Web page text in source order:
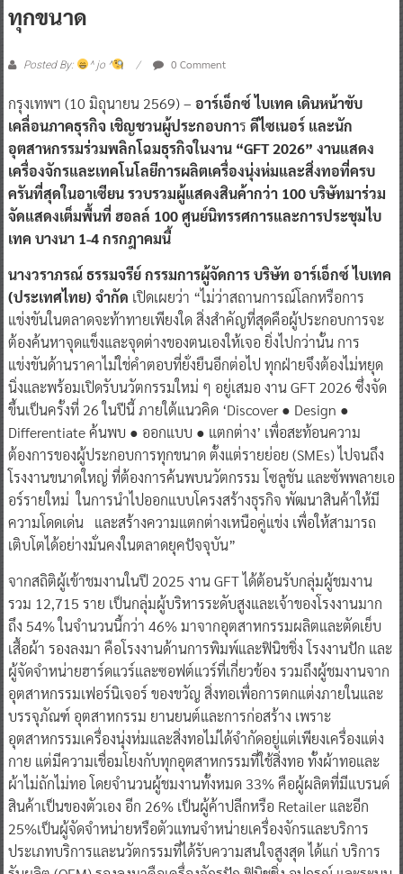
ทุกขนาด
Posted By: ^ jo ^ 0 Comment
กรุงเทพฯ (10 มิถุนายน 2569) – อาร์เอ็กซ์ ไบเทค เดินหน้าขับ
เคลื่อนภาคธุรกิจ เชิญชวนผู้ประกอบการ ดีไซเนอร์ และนัก
อุตสาหกรรมร่วมพลิกโฉมธุรกิจในงาน “GFT 2026” งานแสดง
เครื่องจักรและเทคโนโลยีการผลิตเครื่องนุ่งห่มและสิ่งทอที่ครบ
ครันที่สุดในอาเซียน รวบรวมผู้แสดงสินค้ากว่า 100 บริษัทมาร่วม
จัดแสดงเต็มพื้นที่ ฮอลล์ 100 ศูนย์นิทรรศการและการประชุมไบ
เทค บางนา 1-4 กรกฎาคมนี้
นางวราภรณ์ ธรรมจรีย์ กรรมการผู้จัดการ บริษัท อาร์เอ็กซ์ ไบเทค
(ประเทศไทย) จำกัด เปิดเผยว่า “ไม่ว่าสถานการณ์โลกหรือการ
แข่งขันในตลาดจะท้าทายเพียงใด สิ่งสำคัญที่สุดคือผู้ประกอบการจะ
ต้องค้นหาจุดแข็งและจุดต่างของตนเองให้เจอ ยิ่งไปกว่านั้น การ
แข่งขันด้านราคาไม่ใช่คำตอบที่ยั่งยืนอีกต่อไป ทุกฝ่ายจึงต้องไม่หยุด
นิ่งและพร้อมเปิดรับนวัตกรรมใหม่ ๆ อยู่เสมอ งาน GFT 2026 ซึ่งจัด
ขึ้นเป็นครั้งที่ 26 ในปีนี้ ภายใต้แนวคิด ‘Discover ● Design ●
Differentiate ค้นพบ ● ออกแบบ ● แตกต่าง’ เพื่อสะท้อนความ
ต้องการของผู้ประกอบการทุกขนาด ตั้งแต่รายย่อย (SMEs) ไปจนถึง
โรงงานขนาดใหญ่ ที่ต้องการค้นพบนวัตกรรม โซลูชัน และซัพพลายเอ
อร์รายใหม่ ในการนำไปออกแบบโครงสร้างธุรกิจ พัฒนาสินค้าให้มี
ความโดดเด่น และสร้างความแตกต่างเหนือคู่แข่ง เพื่อให้สามารถ
เติบโตได้อย่างมั่นคงในตลาดยุคปัจจุบัน”
จากสถิติผู้เข้าชมงานในปี 2025 งาน GFT ได้ต้อนรับกลุ่มผู้ชมงาน
รวม 12,715 ราย เป็นกลุ่มผู้บริหารระดับสูงและเจ้าของโรงงานมาก
ถึง 54% ในจำนวนนี้กว่า 46% มาจากอุตสาหกรรมผลิตและตัดเย็บ
เสื้อผ้า รองลงมา คือโรงงานด้านการพิมพ์และฟินิชชิ่ง โรงงานปัก และ
ผู้จัดจำหน่ายฮาร์ดแวร์และซอฟต์แวร์ที่เกี่ยวข้อง รวมถึงผู้ชมงานจาก
อุตสาหกรรมเฟอร์นิเจอร์ ของขวัญ สิ่งทอเพื่อการตกแต่งภายในและ
บรรจุภัณฑ์ อุตสาหกรรม ยานยนต์และการก่อสร้าง เพราะ
อุตสาหกรรมเครื่องนุ่งห่มและสิ่งทอไม่ได้จำกัดอยู่แต่เพียงเครื่องแต่ง
กาย แต่มีความเชื่อมโยงกับทุกอุตสาหกรรมที่ใช้สิ่งทอ ทั้งผ้าทอและ
ผ้าไม่ถักไม่ทอ โดยจำนวนผู้ชมงานทั้งหมด 33% คือผู้ผลิตที่มีแบรนด์
สินค้าเป็นของตัวเอง อีก 26% เป็นผู้ค้าปลีกหรือ Retailer และอีก
25%เป็นผู้จัดจำหน่ายหรือตัวแทนจำหน่ายเครื่องจักรและบริการ
ประเภทบริการและนวัตกรรมที่ได้รับความสนใจสูงสุด ได้แก่ บริการ